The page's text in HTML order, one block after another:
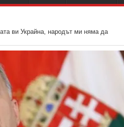
ви Украйна, народът ми няма да